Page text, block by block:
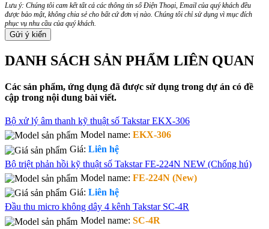
Lưu ý: Chúng tôi cam kết tất cả các thông tin số Điện Thoại, Email của quý khách đều
được bảo mật, không chia sẻ cho bất cứ đơn vị nào. Chúng tôi chỉ sử dụng vì mục đích
phục vụ nhu cầu của quý khách.
DANH SÁCH SẢN PHẨM LIÊN QUAN
Các sản phẩm, ứng dụng đã được sử dụng trong dự án có đề
cập trong nội dung bài viết.
Bộ xử lý âm thanh kỹ thuật số Takstar EKX-306
Model name: EKX-306
Giá: Liên hệ
Bộ triệt phản hồi kỹ thuật số Takstar FE-224N NEW (Chống hú)
Model name: FE-224N (New)
Giá: Liên hệ
Đầu thu micro không dây 4 kênh Takstar SC-4R
Model name: SC-4R